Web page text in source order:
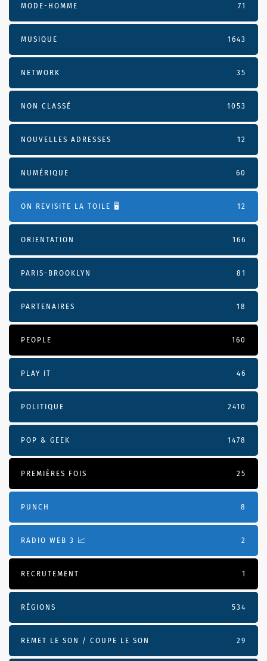
MODE-HOMME 71
MUSIQUE 1643
NETWORK 35
NON CLASSÉ 1053
NOUVELLES ADRESSES 12
NUMÉRIQUE 60
ON REVISITE LA TOILE 🖥️ 12
ORIENTATION 166
PARIS-BROOKLYN 81
PARTENAIRES 18
PEOPLE 160
PLAY IT 46
POLITIQUE 2410
POP & GEEK 1478
PREMIÈRES FOIS 25
PUNCH 8
RADIO WEB 3 📈 2
RECRUTEMENT 1
RÉGIONS 534
REMET LE SON / COUPE LE SON 29